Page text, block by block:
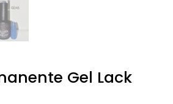
Gel Lack